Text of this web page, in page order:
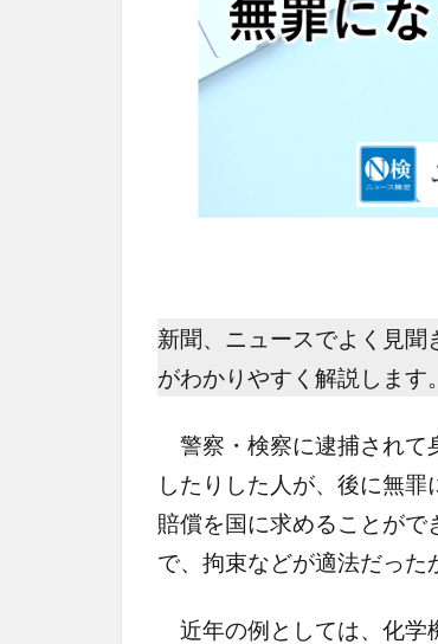
新聞、ニュースでよく見聞
がわかりやすく解説します。
警察・検察に逮捕されて
したりした人が、後に無
賠償を国に求めることが
で、拘束などが適法だった
近年の例としては、化学